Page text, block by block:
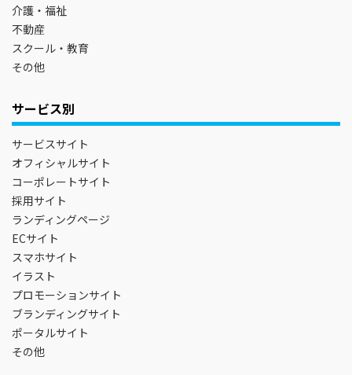
介護・福祉
不動産
スクール・教育
その他
サービス別
サービスサイト
オフィシャルサイト
コーポレートサイト
採用サイト
ランディングページ
ECサイト
スマホサイト
イラスト
プロモーションサイト
ブランディングサイト
ポータルサイト
その他